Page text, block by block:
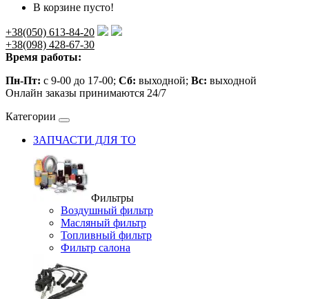
В корзине пусто!
+38(050) 613-84-20
+38(098) 428-67-30
Время работы:
Пн-Пт: с 9-00 до 17-00; Сб: выходной; Вс: выходной
Онлайн заказы принимаются 24/7
Категории
ЗАПЧАСТИ ДЛЯ ТО
Фильтры
Воздушный фильтр
Масляный фильтр
Топливный фильтр
Фильтр салона